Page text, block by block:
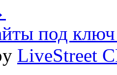
под ключ
LiveStreet